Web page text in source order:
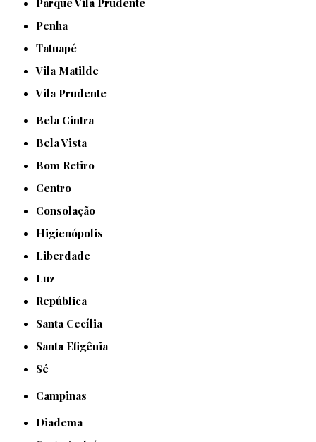
Penha
Tatuapé
Vila Matilde
Vila Prudente
Bela Cintra
Bela Vista
Bom Retiro
Centro
Consolação
Higienópolis
Liberdade
Luz
República
Santa Cecília
Santa Efigênia
Sé
Campinas
Diadema